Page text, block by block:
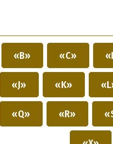
«B» «C»
«J» «K»
«Q» «R»